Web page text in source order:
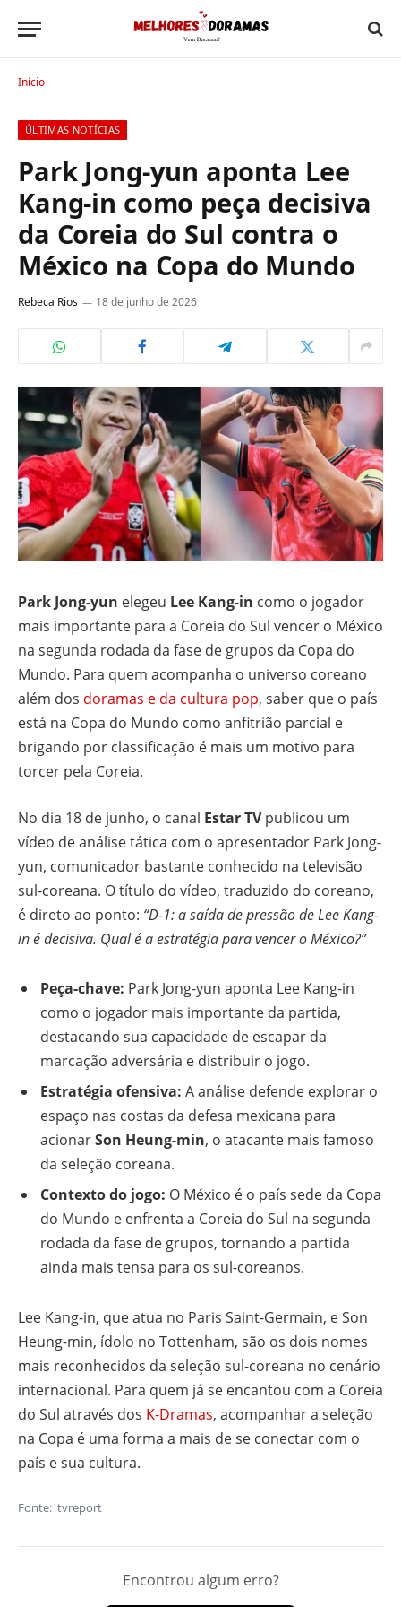
Início
ÚLTIMAS NOTÍCIAS
Park Jong-yun aponta Lee
Kang-in como peça decisiva
da Coreia do Sul contra o
México na Copa do Mundo
Rebeca Rios 18 de junho de 2026
Park Jong-yun elegeu Lee Kang-in como o jogador
mais importante para a Coreia do Sul vencer o México
na segunda rodada da fase de grupos da Copa do
Mundo. Para quem acompanha o universo coreano
além dos doramas e da cultura pop, saber que o país
está na Copa do Mundo como anfitrião parcial e
brigando por classificação é mais um motivo para
torcer pela Coreia.
No dia 18 de junho, o canal Estar TVpublicou um
vídeo de análise tática com o apresentador Park Jong-
yun, comunicador bastante conhecido na televisão
sul-coreana. O título do vídeo, traduzido do coreano,
é direto ao ponto: “D-1: a saída de pressão de Lee Kang-
in é decisiva. Qual é a estratégia para vencer o México?”
Peça-chave: Park Jong-yun aponta Lee Kang-in
como o jogador mais importante da partida,
destacando sua capacidade de escapar da
marcação adversária e distribuir o jogo.
Estratégia ofensiva: A análise defende explorar o
espaço nas costas da defesa mexicana para
acionarSon Heung-min, o atacante mais famoso
da seleção coreana.
Contexto do jogo: O México é o país sede da Copa
do Mundo e enfrenta a Coreia do Sul na segunda
rodada da fase de grupos, tornando a partida
ainda mais tensa para os sul-coreanos.
Lee Kang-in, que atua no Paris Saint-Germain, e Son
Heung-min, ídolo no Tottenham, são os dois nomes
mais reconhecidos da seleção sul-coreana no cenário
internacional. Para quem já se encantou com a Coreia
do Sul através dos K-Dramas, acompanhar a seleção
na Copa é uma forma a mais de se conectar com o
país e sua cultura.
Fonte: tvreport
Encontrou algum erro?